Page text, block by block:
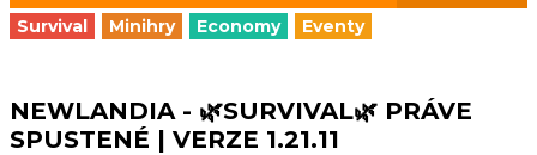
Survival Minihry Economy Eventy
NEWLANDIA - 🌿SURVIVAL🌿 PRÁVE
SPUSTENÉ | VERZE 1.21.11